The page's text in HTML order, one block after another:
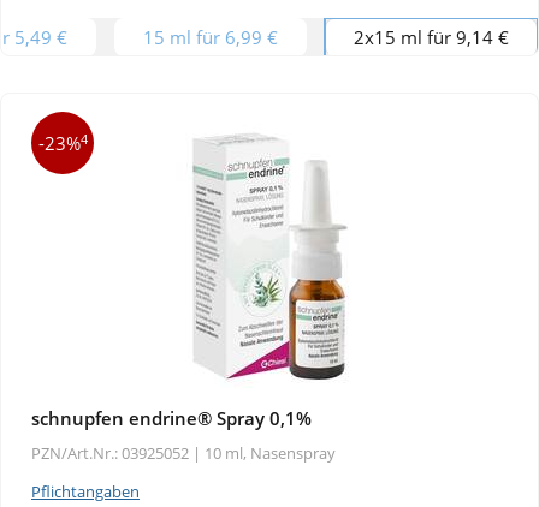
5,49 € 15 ml für 6,99 € 2x15 ml für 9,14 €
-23%4
schnupfen endrine® Spray 0,1%
PZN/Art.Nr.: 03925052 | 10 ml, Nasenspray
Pflichtangaben